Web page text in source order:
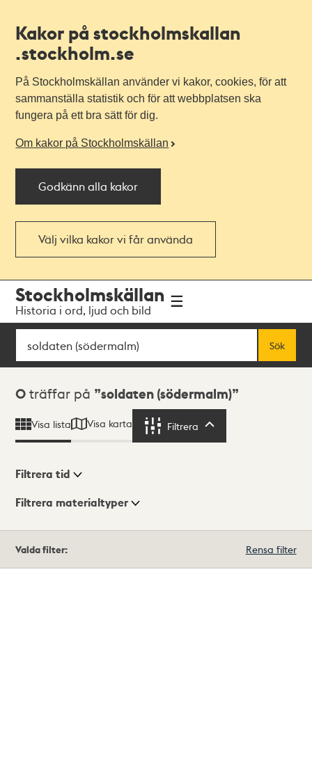
Kakor på stockholmskallan
.stockholm.se
På Stockholmskällan använder vi kakor, cookies, för att
sammanställa statistik och för att webbplatsen ska
fungera på ett bra sätt för dig.
Om kakor på Stockholmskällan
Godkänn alla kakor
Välj vilka kakor vi får använda
navigationen
huvudinnehållet
Stockholmskällan
Historia i ord, ljud och bild
Sök
Sök
Sökresultat
0 träffar på soldaten (södermalm)
Visa lista Visa karta Filtrera
Visningsläge
Filtrera tid
Filtrera materialtyper
träffar
Valda filter: Rensa filter